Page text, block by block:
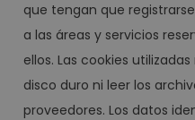
que tengan que
a las áreas y servicios
ellos. Las cookies
disco duro ni leer los
proveedores. Los datos